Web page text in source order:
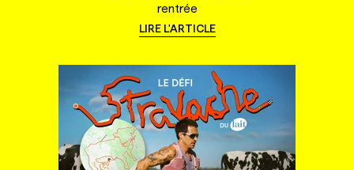
rentrée
LIRE L'ARTICLE